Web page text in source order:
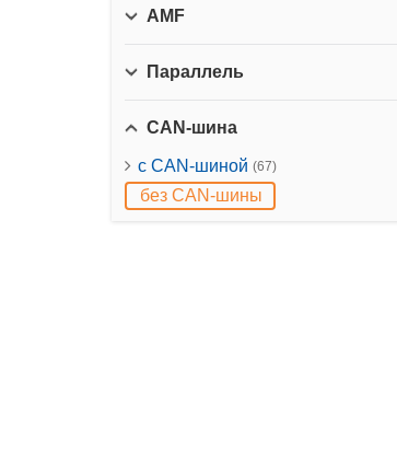
AMF
Параллель
CAN-шина
с CAN-шиной (67)
без CAN-шины